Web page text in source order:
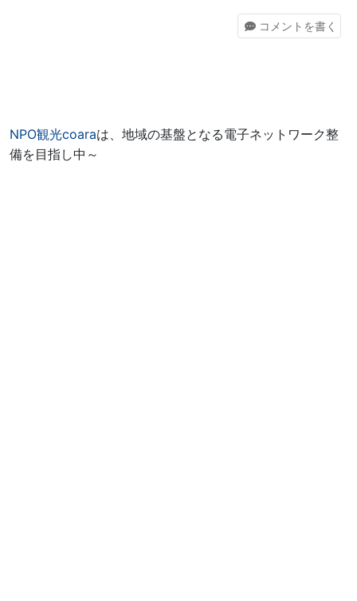
コメント を書く
NPO観光coaraは、地域の基盤となる電子ネットワーク整
備を目指し中～